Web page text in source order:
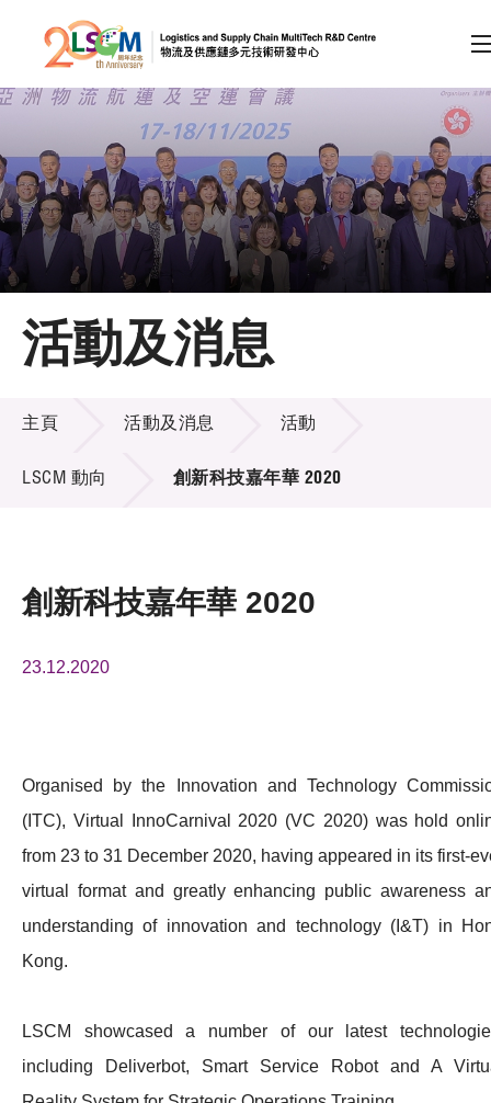
跳到內容（按回車鍵）
會員登入
A A EN 繁 简
主頁
關於LSCM
技術商品化
項目及資助計劃
活動及消息
科技分享
會籍
活動及消息
活動及消息
主頁 活動及消息 活動
LSCM 動向 創新科技嘉年華 2020
創新科技嘉年華 2020
23.12.2020
Organised by the Innovation and Technology
(ITC), Virtual InnoCarnival 2020 (VC 2020) was hold
from 23 to 31 December 2020, having appeared in its first-
virtual format and greatly enhancing public awareness
understanding of innovation and technology (I&T) in
Kong.
LSCM showcased a number of our latest
including Deliverbot, Smart Service Robot and A